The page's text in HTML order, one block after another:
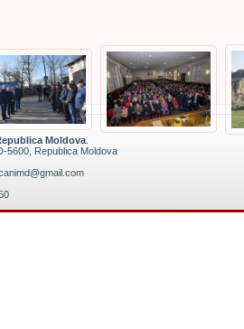
Moldova
5600, Republica Moldova